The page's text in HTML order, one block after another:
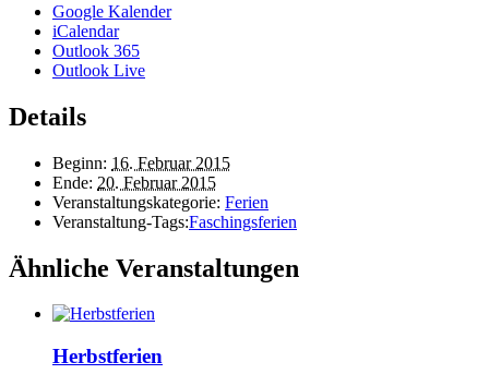
Google Kalender
iCalendar
Outlook 365
Outlook Live
Details
Beginn: 16. Februar 2015
Ende: 20. Februar 2015
Veranstaltungskategorie: Ferien
Veranstaltung-Tags:Faschingsferien
Ähnliche Veranstaltungen
Herbstferien